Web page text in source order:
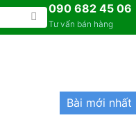
090 682 45 06
Tư vấn bán hàng
Bài mới nhất